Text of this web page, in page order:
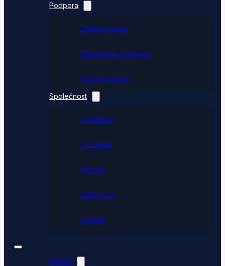
Podpora
Znalostní báze
Zákaznická podpora
Dativery Agent
Společnost
O Dativery
Co umíme
Partneři
Reference
Kontakt
Řešení